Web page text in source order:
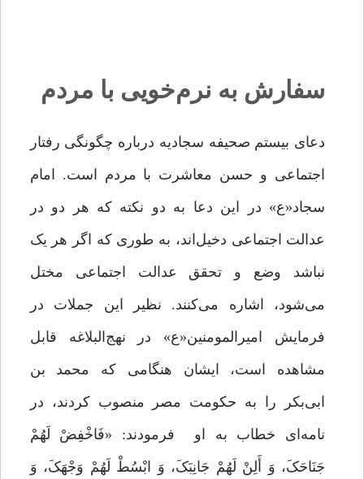
سفارش به نرم‌خویی با مردم
دعای بیستم صحیفه سجادیه درباره‌ چگونگی رفتار
اجتماعی و حسن معاشرت با مردم است. امام
سجاد«ع» در این دعا به دو نکته که هر دو در
عدالت اجتماعی دخیل‌اند، به طوری ‌که اگر هر یک
نباشد وضع و تحقق عدالت اجتماعی مختل
می‌شود، اشاره می‌کنند. نظیر این جملات در
فرمایش امیرالمومنین«ع» در نهج‌البلاغه قابل
مشاهده است، ایشان هنگامی که محمد بن
‌ابی‌بکر را به حکومت مصر منصوب کردند، در
نامه‌ای خطاب به او فرمودند: «فَاخْفِضْ لَهُمْ
جَنَاحَکَ، وَ أَلِنْ لَهُمْ جَانِبَکَ، وَ ابْسُطْ لَهُمْ وَجْهَکَ، وَ